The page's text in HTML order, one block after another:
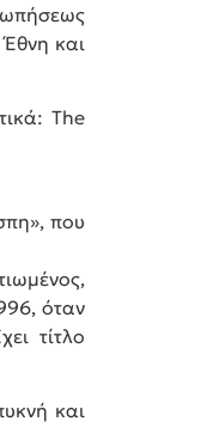
και
The
που
όταν
τίτλο
και